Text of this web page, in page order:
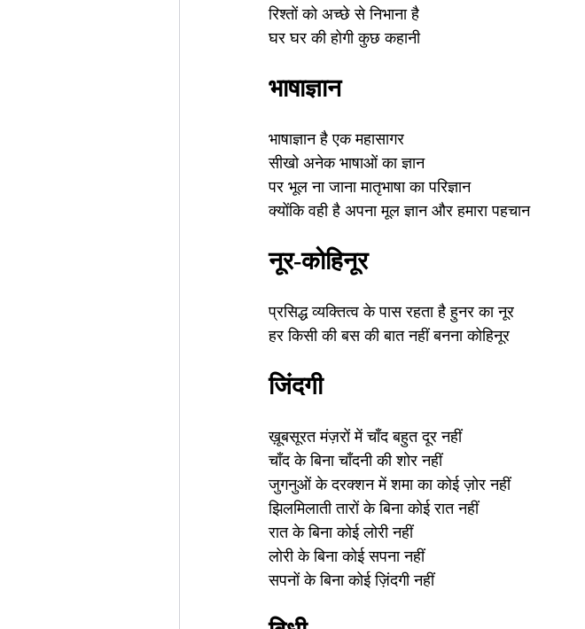
रिश्तों को अच्छे से निभाना है
घर घर की होगी कुछ कहानी
भाषाज्ञान
भाषाज्ञान है एक महासागर
सीखो अनेक भाषाओं का ज्ञान
पर भूल ना जाना मातृभाषा का परिज्ञान
क्योंकि वही है अपना मूल ज्ञान और हमारा पहचान
नूर-कोहिनूर
प्रसिद्ध व्यक्तित्व के पास रहता है हुनर का नूर
हर किसी की बस की बात नहीं बनना कोहिनूर
जिंदगी
ख़ूबसूरत मंज़रों में चाँद बहुत दूर नहीं
चाँद के बिना चाँदनी की शोर नहीं
जुगनुओं के दरक्शन में शमा का कोई ज़ोर नहीं
झिलमिलाती तारों के बिना कोई रात नहीं
रात के बिना कोई लोरी नहीं
लोरी के बिना कोई सपना नहीं
सपनों के बिना कोई ज़िंदगी नहीं